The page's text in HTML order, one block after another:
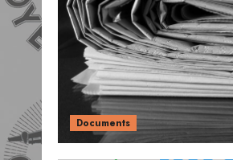
Documents